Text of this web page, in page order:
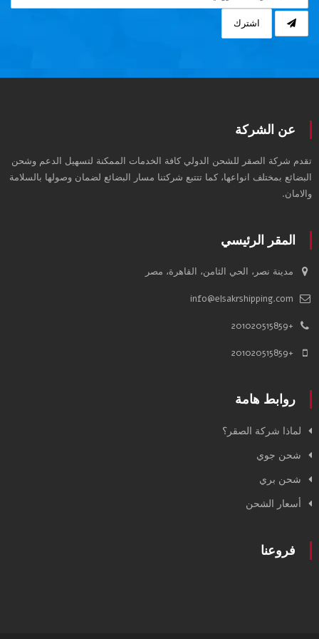
اشترك
عن الشركة
تقدم شركة الصقر للشحن الدولي كافة الخدمات الممكنة لتسهيل الدعم وشحن
البضائع بمختلف انواعها، كما تتتبع شركتنا مسار البضائع لضمان وصولها بالسلامة
والامان.
المقر الرئيسي
مدينة نصر، الحي الثامن، القاهرة، مصر
info@elsakrshipping.com
+201020515859
+201020515859
روابط هامة
لماذا شركة الصقر؟
شحن جوي
شحن بري
أسعار الشحن
فروعنا